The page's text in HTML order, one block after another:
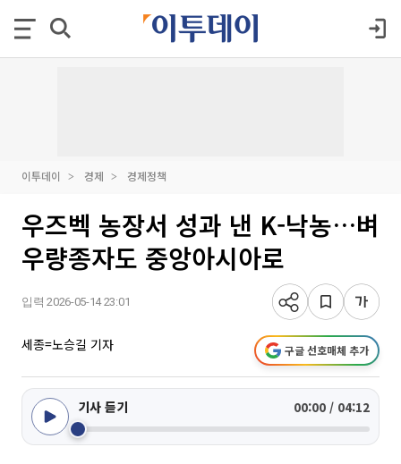
이투데이 경제 경제정책
우즈벡 농장서 성과 낸 K-낙농…벼
우량종자도 중앙아시아로
입력 2026-05-14 23:01
세종=노승길 기자 구글 선호매체 추가
기사 듣기 00:00 / 04:12